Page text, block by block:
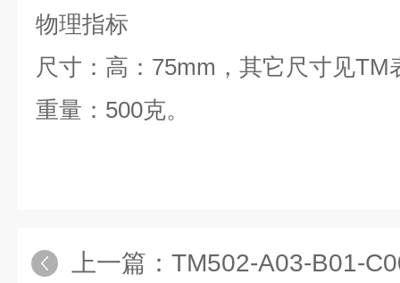
物理指标
尺寸：高：75mm，其它尺寸见TM
重量：500克。
上一篇： TM502-A03-B01-C00-